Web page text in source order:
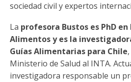
sociedad civil y expertos
La profesora Bustos es PhD
Alimentos y es la
Guías Alimentarias para Chile
Ministerio de Salud al INTA.
investigadora responsable un